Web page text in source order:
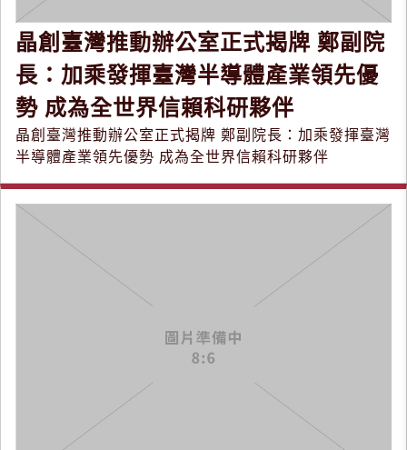
晶創臺灣推動辦公室正式揭牌 鄭副院
長：加乘發揮臺灣半導體產業領先優
勢 成為全世界信賴科研夥伴
晶創臺灣推動辦公室正式揭牌 鄭副院長：加乘發揮臺灣
半導體產業領先優勢 成為全世界信賴科研夥伴